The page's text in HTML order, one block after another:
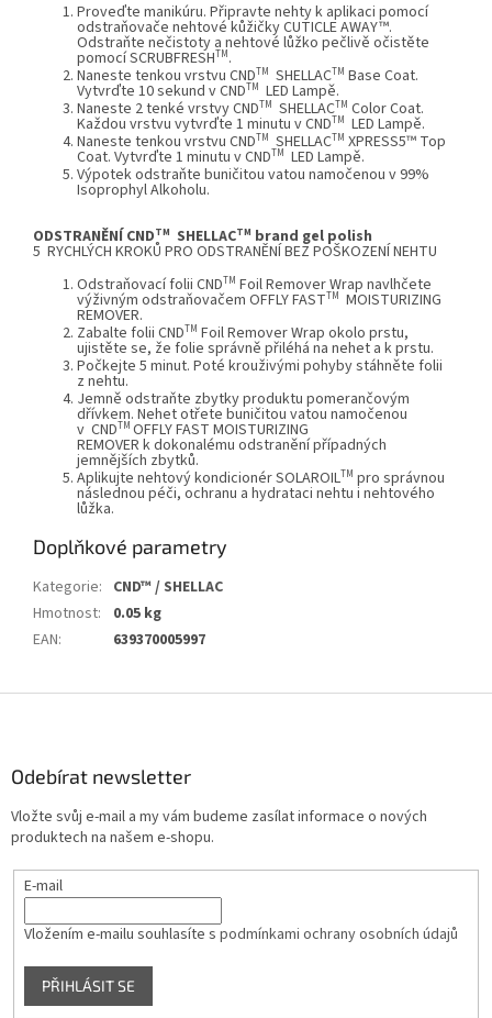
Proveďte manikúru. Připravte nehty k aplikaci pomocí
odstraňovače nehtové kůžičkyCUTICLE AWAY™.
Odstraňte nečistoty a nehtové lůžko pečlivě očistěte
pomocíSCRUBFRESHTM.
Naneste tenkou vrstvu CNDTM SHELLACTM Base Coat.
Vytvrďte 10 sekund vCNDTM LED Lampě.
Naneste 2 tenké vrstvyCNDTM SHELLACTM Color Coat.
Každou vrstvu vytvrďte 1 minutu vCNDTM LED Lampě.
Naneste tenkou vrstvu CNDTM SHELLACTM XPRESS5™ Top
Coat. Vytvrďte 1 minutu vCNDTM LED Lampě.
Výpotek odstraňte buničitou vatou namočenou v 99%
Isoprophyl Alkoholu.
ODSTRANĚNÍ CNDTM SHELLACTM brand gel polish
5 RYCHLÝCH KROKŮ PRO ODSTRANĚNÍ BEZ POŠKOZENÍ NEHTU
Odstraňovací folii CNDTM Foil Remover Wrap navlhčete
výživným odstraňovačem OFFLY FASTTM MOISTURIZING
REMOVER.
Zabalte folii CNDTM Foil Remover Wrap okolo prstu,
ujistěte se, že folie správně přiléhá na nehet a k prstu.
Počkejte 5 minut. Poté krouživými pohyby stáhněte folii
z nehtu.
Jemně odstraňte zbytky produktu pomerančovým
dřívkem. Nehet otřete buničitou vatou namočenou
v CNDTM OFFLY FAST MOISTURIZING
REMOVER k dokonalému odstranění případných
jemnějších zbytků.
Aplikujte nehtový kondicionérSOLAROILTM pro správnou
následnou péči, ochranu a hydrataci nehtu i nehtového
lůžka.
Doplňkové parametry
Kategorie: CND™ / SHELLAC
Hmotnost:
0.05 kg
EAN: 639370005997
Odebírat newsletter
Vložte svůj e-mail a my vám budeme zasílat informace o nových
produktech na našem e-shopu.
E-mail
Vložením e-mailu souhlasíte s podmínkami ochrany osobních údajů
PŘIHLÁSIT SE